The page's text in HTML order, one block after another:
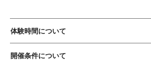
体験時間について
開催条件について